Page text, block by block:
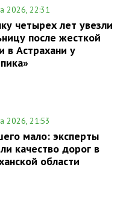
2026, 22:31
четырех лет увезли
после жесткой
в Астрахани у
2026, 21:53
мало: эксперты
качество дорог в
области